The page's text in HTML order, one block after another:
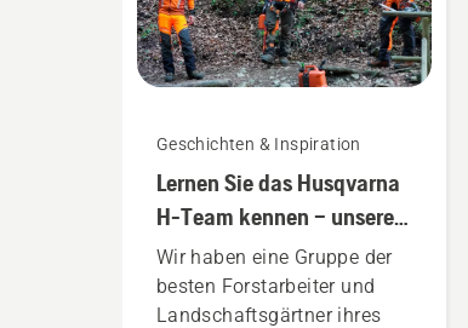
Geschichten & Inspiration
Lernen Sie das Husqvarna
H-Team kennen – unsere
anspruchsvollsten
Benutzer
Wir haben eine Gruppe der
besten Forstarbeiter und
Landschaftsgärtner ihres